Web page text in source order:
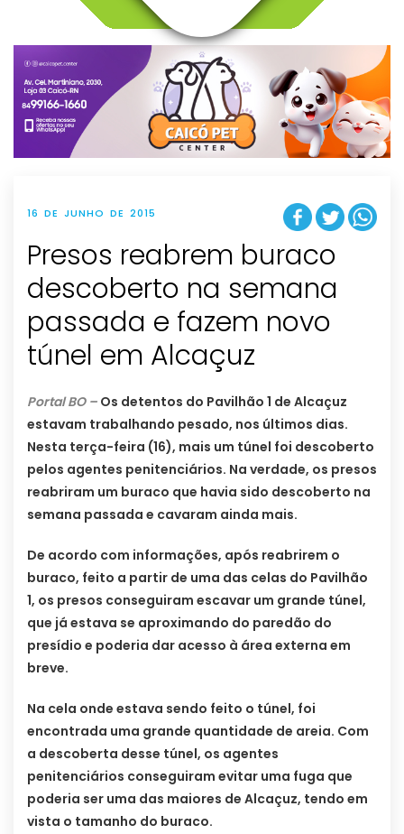
v
g
t
i
o
n
16 DE JUNHO DE 2015
Presos reabrem buraco
descoberto na semana
passada e fazem novo
túnel em Alcaçuz
Portal BO – Os detentos do Pavilhão 1 de Alcaçuz
estavam trabalhando pesado, nos últimos dias.
Nesta terça-feira (16), mais um túnel foi descoberto
pelos agentes penitenciários. Na verdade, os presos
reabriram um buraco que havia sido descoberto na
semana passada e cavaram ainda mais.
De acordo com informações, após reabrirem o
buraco, feito a partir de uma das celas do Pavilhão
1, os presos conseguiram escavar um grande túnel,
que já estava se aproximando do paredão do
presídio e poderia dar acesso à área externa em
breve.
Na cela onde estava sendo feito o túnel, foi
encontrada uma grande quantidade de areia. Com
a descoberta desse túnel, os agentes
penitenciários conseguiram evitar uma fuga que
poderia ser uma das maiores de Alcaçuz, tendo em
vista o tamanho do buraco.